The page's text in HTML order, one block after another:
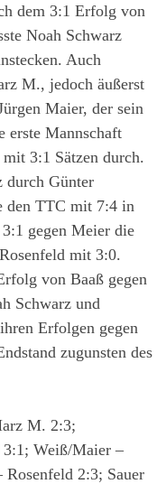
dem 3:1 Erfolg von
Noah Schwarz
Auch
M., jedoch äußerst
Maier, der sein
erste Mannschaft
3:1 Sätzen durch.
durch Günter
den TTC mit 7:4 in
gegen Meier die
mit 3:0.
von Baaß gegen
Schwarz und
Erfolgen gegen
zugunsten des
M. 2:3;
3:1; Weiß/Maier –
2:3; Sauer